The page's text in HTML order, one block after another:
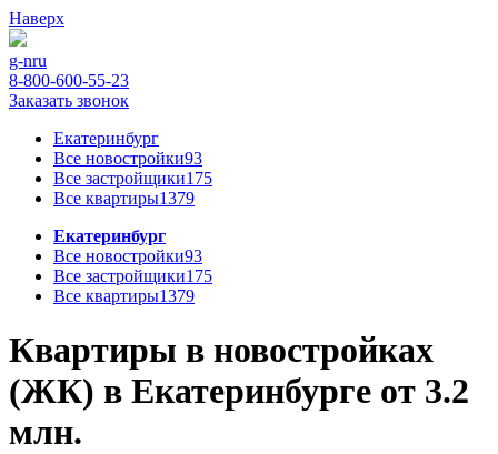
Наверх
g-nru
8-800-600-55-23
Заказать звонок
Екатеринбург
Все новостройки93
Все застройщики175
Все квартиры1379
Екатеринбург
Все новостройки93
Все застройщики175
Все квартиры1379
Квартиры в новостройках
(ЖК) в Екатеринбурге от 3.2
млн.